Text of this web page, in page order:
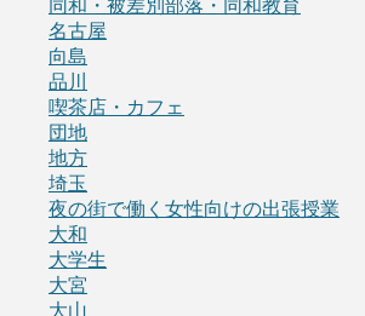
同和・被差別部落・同和教育
名古屋
向島
品川
喫茶店・カフェ
団地
地方
埼玉
夜の街で働く女性向けの出張授業
大和
大学生
大宮
大山